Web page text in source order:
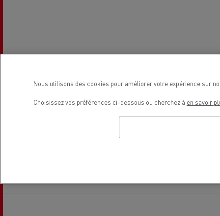
Nous utilisons des cookies pour améliorer votre expérience sur
Choisissez vos préférences ci-dessous ou cherchez à en savoir